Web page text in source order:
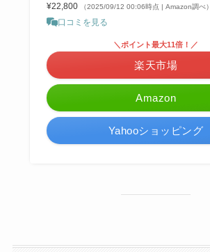
¥22,800
（2025/09/12 00:06時点 | Amazon調べ）
口コミを見る
Amazon
＼ポイント最大11倍！／
楽天市場
Yahooショッピング